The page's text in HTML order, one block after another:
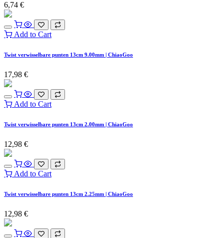
6,74 €
Add to Cart
Twist verwisselbare punten 13cm 9.00mm | ChiaoGoo
17,98 €
Add to Cart
Twist verwisselbare punten 13cm 2.00mm | ChiaoGoo
12,98 €
Add to Cart
Twist verwisselbare punten 13cm 2.25mm | ChiaoGoo
12,98 €